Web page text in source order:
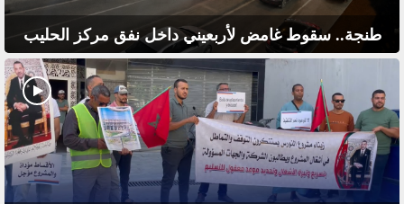
طنجة.. سقوط غامض لأربعيني داخل نفق مركز الحليب